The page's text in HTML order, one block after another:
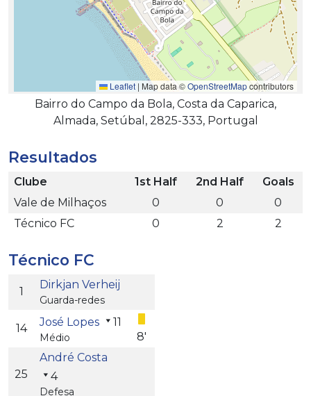
Leaflet | Map data ©OpenStreetMapcontributors
Bairro do Campo da Bola, Costa da Caparica,
Almada, Setúbal, 2825-333, Portugal
Resultados
Clube 1st Half 2nd Half
Goals
Vale de Milhaços
0 0
0
Técnico FC
0 2 2
Técnico FC
1
Dirkjan Verheij
Guarda-redes
14 José Lopes 11
Médio 8'
25
André Costa
4
Defesa